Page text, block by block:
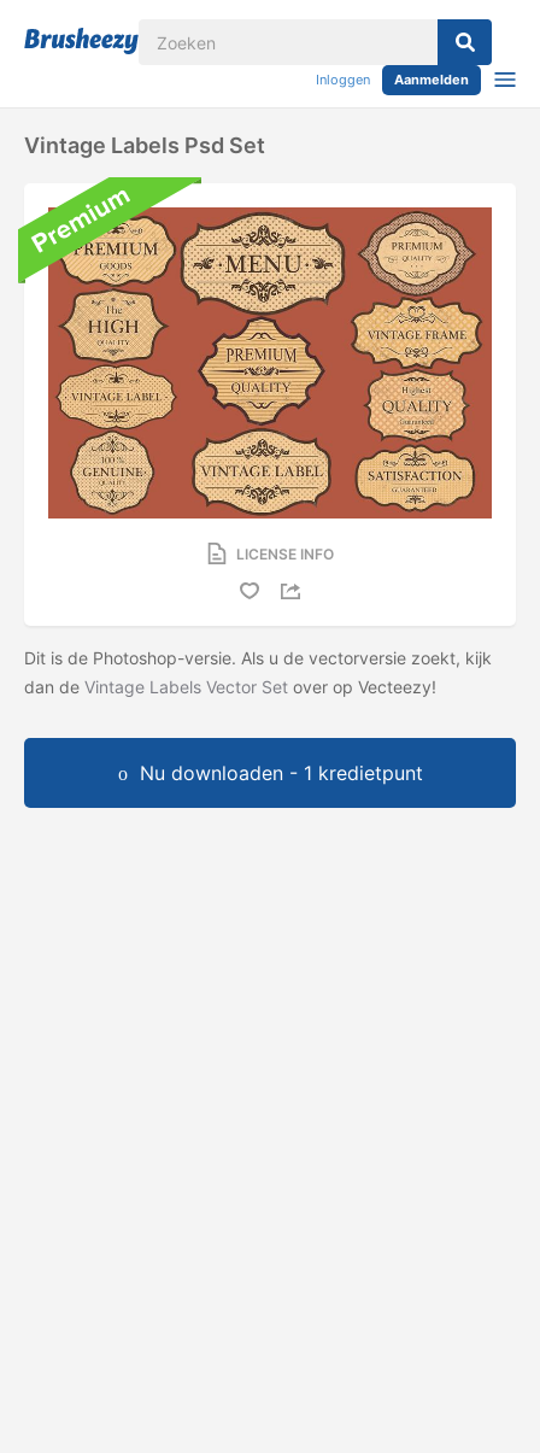
Inloggen Aanmelden
Vintage Labels Psd Set
LICENSE INFO
Dit is de Photoshop-versie. Als u de vectorversie zoekt, kijk
dan de Vintage Labels Vector Set over op Vecteezy!
Nu downloaden - 1 kredietpunt